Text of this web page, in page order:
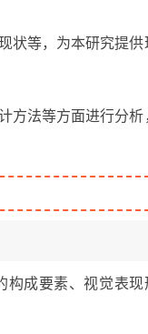
状等，为本研究提供
方法等方面进行分析
构成要素、视觉表现